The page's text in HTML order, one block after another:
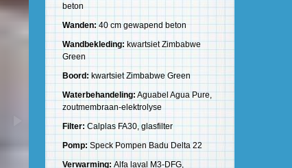
beton
Wanden:40 cm gewapend beton
Wandbekleding: kwartsiet Zimbabwe
Green
Boord: kwartsiet Zimbabwe Green
Waterbehandeling: Aguabel Agua Pure,
zoutmembraan-elektrolyse
Filter:Calplas FA30, glasfilter
Pomp: Speck Pompen Badu Delta 22
Verwarming: Alfa laval M3-DFG,